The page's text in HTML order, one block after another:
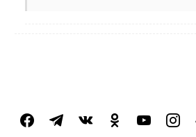
facebooktelegramvkontakteodnoklassniki
youtube